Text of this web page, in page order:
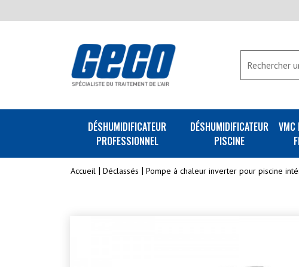
DÉSHUMIDIFICATEUR
PROFESSIONNEL
DÉSHUMIDIFICATEUR
PISCINE
VMC
Accueil Déclassés Pompe à chaleur inverter pour piscine